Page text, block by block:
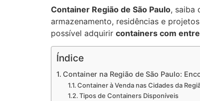
Container Região de São Paulo, saiba
armazenamento, residências e
possível adquirir containers com
Índice
Container na Região de São Paulo:
Container à Venda nas Cidades da
Tipos de Containers Disponíveis